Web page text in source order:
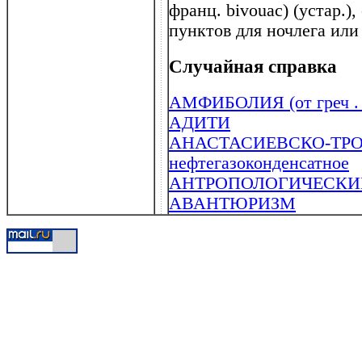
франц. bivouac) (устар.),
пунктов для ночлега
Случайная справка
АМФИБОЛИЯ (от греч .
АДИТИ
АНАСТАСИЕВСКО-
нефтегазоконденсатное
АВАНТЮРИЗМ